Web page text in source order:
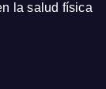
la salud física